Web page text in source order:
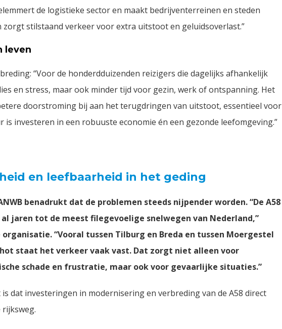
de logistieke sector en maakt bedrijventerreinen en steden
stilstaand verkeer voor extra uitstoot en geluidsoverlast.”
leven
“Voor de honderdduizenden reizigers die dagelijks afhankelijk
en stress, maar ook minder tijd voor gezin, werk of ontspanning. Het
doorstroming bij aan het terugdringen van uitstoot, essentieel voor
investeren in een robuuste economie én een gezonde leefomgeving.”
en leefbaarheid in het geding
benadrukt dat de problemen steeds nijpender worden. “De A58
jaren tot de meest filegevoelige snelwegen van Nederland,”
organisatie. “Vooral tussen Tilburg en Breda en tussen Moergestel
staat het verkeer vaak vast. Dat zorgt niet alleen voor
schade en frustratie, maar ook voor gevaarlijke situaties.”
dat investeringen in modernisering en verbreding van de A58 direct